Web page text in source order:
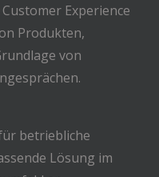
Experience
Produkten,
von
betriebliche
Lösung im